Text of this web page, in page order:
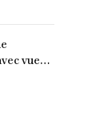
vue